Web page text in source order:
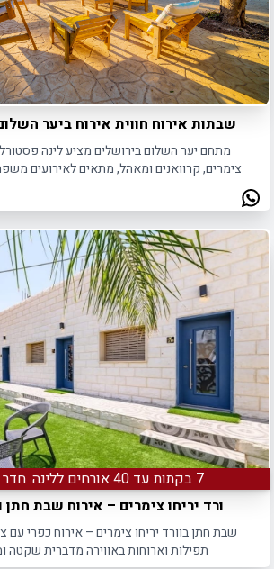
שבתות אירוח חווית אירוח ביער
מתחם יער השלום בירושלים מציע לינה
צימרים, קרוואנים ומאהל, מתאים לאירועים
7 בקתות עד 40 אורחים ללינה. חדר אוכל ענק
ורד יריחו צימרים – אירוח שבת חתן
שבת חתן בוורד יריחו צימרים – אירוח כפרי עם
תפילות וארוחות באווירה מדברית שקטה